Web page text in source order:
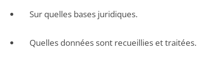
Sur quelles bases juridiques.
Quelles données sont recueillies et traitées.